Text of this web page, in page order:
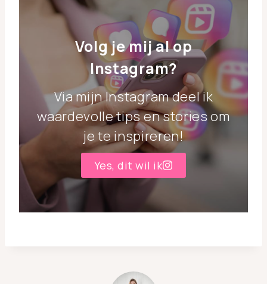
Volg je mij al op
Instagram?
Via mijn Instagram deel ik
waardevolle tips en stories om
je te inspireren!
Yes, dit wil ik